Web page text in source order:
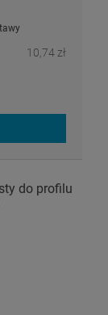
10,74 zł
do profilu